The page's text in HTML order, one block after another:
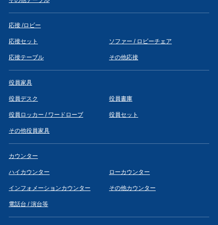
応接 /ロビー
応接セット ソファー / ロビーチェア
応接テーブル その他応接
役員家具
役員デスク 役員書庫
役員ロッカー / ワードローブ 役員セット
その他役員家具
カウンター
ハイカウンター ローカウンター
インフォメーションカウンター その他カウンター
電話台 / 演台等